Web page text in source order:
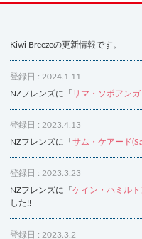
Kiwi Breezeの更新情報です。
登録日 : 2024.1.11
NZフレンズに「 リマ・ソポアンガ
登録日 : 2023.4.13
NZフレンズに「 サム・ケアード
登録日 : 2023.3.23
NZフレンズに「 ケイン・ハミルト
した!!
登録日 : 2023.3.2